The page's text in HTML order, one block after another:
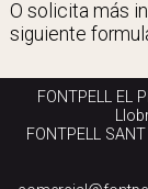
O solicita más
siguiente
FONTPELL EL
FONTPELL